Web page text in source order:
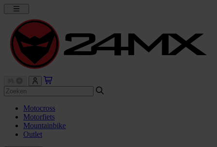
Motocross
Motorfiets
Mountainbike
Outlet